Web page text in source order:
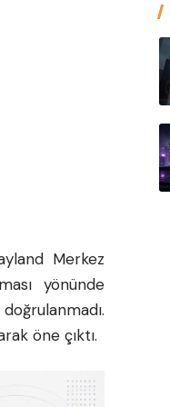
Merkez
yönünde
öne çıktı.